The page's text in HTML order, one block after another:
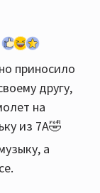
приносило
другу,
на
из 7А🤣
а